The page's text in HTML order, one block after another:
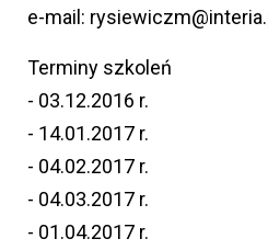
e-mail:
Terminy szkoleń
- 03.12.2016 r.
- 14.01.2017 r.
- 04.02.2017 r.
- 04.03.2017 r.
- 01.04.2017 r.